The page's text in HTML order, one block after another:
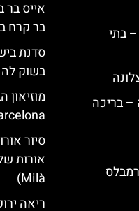
– בתי
– בריכה
בר קרח
סדנת
בשוק לה
סיור
Milà)
ריאה